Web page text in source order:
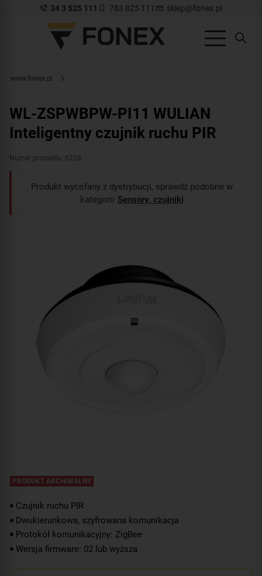
34 3 525 111 783 825 111 sklep@fonex.pl
www.fonex.pl
WL-ZSPWBPW-PI11 WULIAN
Inteligentny czujnik ruchu PIR
Numer produktu: 6228
Produkt wycofany z dystrybucji, sprawdź podobne w
kategorii Sensory, czujniki
PRODUKT ARCHIWALNY
Czujnik ruchu PIR
Dwukierunkowa, szyfrowana komunikacja
Protokół komunikacyjny: ZigBee
Wersja firmware: 02 lub wyższa